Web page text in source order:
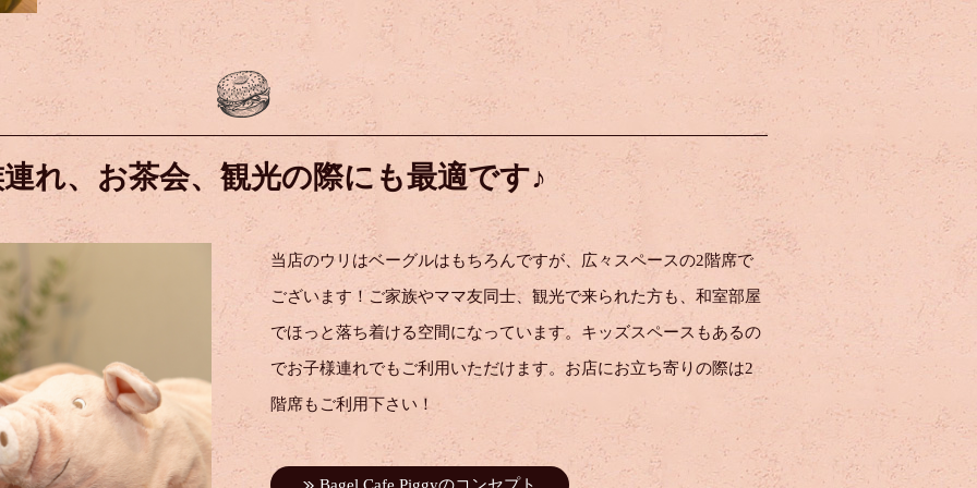
れ、お茶会、観光の際にも最適です♪
当店のウリはベーグルはもちろんですが、広々スペースの2階席で
ございます！ご家族やママ友同士、観光で来られた方も、和室部屋
でほっと落ち着ける空間になっています。キッズスペースもあるの
でお子様連れでもご利用いただけます。お店にお立ち寄りの際は2
階席もご利用下さい！
Bagel Cafe Piggyのコンセプト